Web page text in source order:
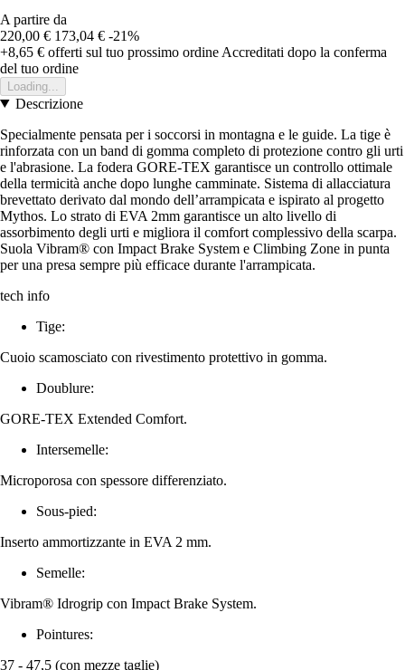
A partire da
220,00 € 173,04 € -21%
+8,65 € offerti sul tuo prossimo ordine Accreditati dopo la conferma
del tuo ordine
Loading...
Descrizione
Specialmente pensata per i soccorsi in montagna e le guide. La tige è
rinforzata con un band di gomma completo di protezione contro gli urti
e l'abrasione. La fodera GORE-TEX garantisce un controllo ottimale
della termicità anche dopo lunghe camminate. Sistema di allacciatura
brevettato derivato dal mondo dell’arrampicata e ispirato al progetto
Mythos. Lo strato di EVA 2mm garantisce un alto livello di
assorbimento degli urti e migliora il comfort complessivo della scarpa.
Suola Vibram® con Impact Brake System e Climbing Zone in punta
per una presa sempre più efficace durante l'arrampicata.
tech info
Tige:
Cuoio scamosciato con rivestimento protettivo in gomma.
Doublure:
GORE-TEX Extended Comfort.
Intersemelle:
Microporosa con spessore differenziato.
Sous-pied:
Inserto ammortizzante in EVA 2 mm.
Semelle:
Vibram® Idrogrip con Impact Brake System.
Pointures:
37 - 47,5 (con mezze taglie)